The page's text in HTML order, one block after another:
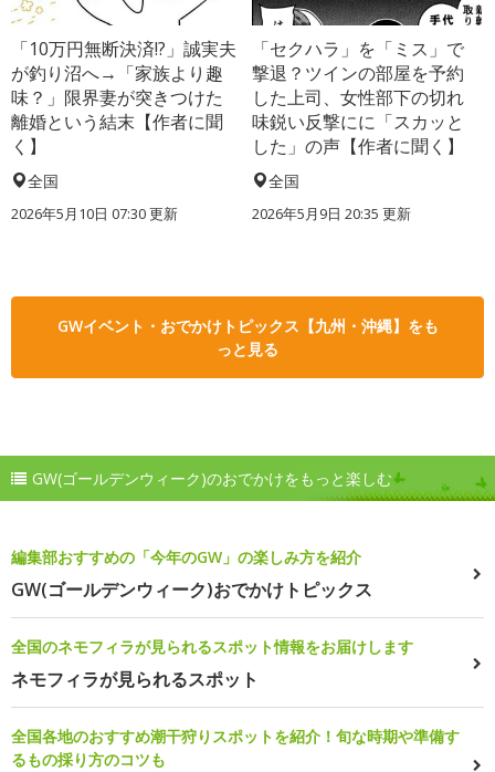
「10万円無断決済!?」誠実夫
が釣り沼へ→「家族より趣
味？」限界妻が突きつけた
離婚という結末【作者に聞
く】
全国
2026年5月10日 07:30 更新
「セクハラ」を「ミス」で
撃退？ツインの部屋を予約
した上司、女性部下の切れ
味鋭い反撃にに「スカッと
した」の声【作者に聞く】
全国
2026年5月9日 20:35 更新
GWイベント・おでかけトピックス【九州・沖縄】をも
っと見る
GW(ゴールデンウィーク)のおでかけをもっと楽しむ
編集部おすすめの「今年のGW」の楽しみ方を紹介
GW(ゴールデンウィーク)おでかけトピックス
全国のネモフィラが見られるスポット情報をお届けします
ネモフィラが見られるスポット
全国各地のおすすめ潮干狩りスポットを紹介！旬な時期や準備す
るもの採り方のコツも